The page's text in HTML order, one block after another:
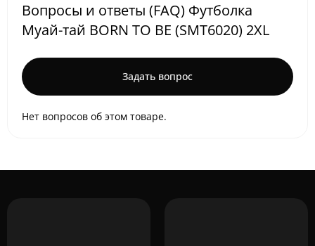
Вопросы и ответы (FAQ) Футболка
Муай-тай BORN TO BE (SMT6020) 2XL
Задать вопрос
Нет вопросов об этом товаре.